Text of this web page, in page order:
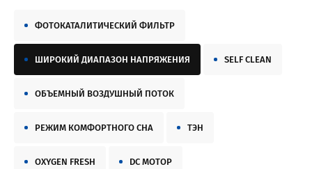
ФОТОКАТАЛИТИЧЕСКИЙ ФИЛЬТР
ШИРОКИЙ ДИАПАЗОН НАПРЯЖЕНИЯ SELF CLEAN
ОБЪЕМНЫЙ ВОЗДУШНЫЙ ПОТОК
РЕЖИМ КОМФОРТНОГО СНА ТЭН
OXYGEN FRESH DC МОТОР